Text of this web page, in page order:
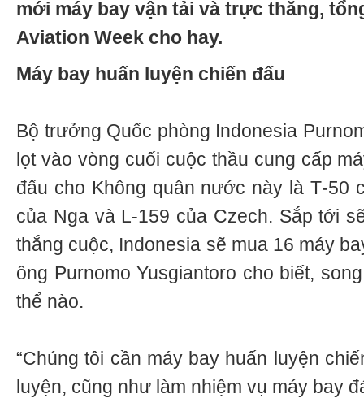
mới máy bay vận tải và trực thăng,
Aviation Week cho hay.
Máy bay huấn luyện chiến đấu
Bộ trưởng Quốc phòng Indonesia
lọt vào vòng cuối cuộc thầu cung cấp
đấu cho Không quân nước này là Т-50
của Nga và L-159 của Czech. Sắp tới
thắng cuộc, Indonesia sẽ mua 16 máy
ông Purnomo Yusgiantoro cho biết,
thể nào.
“Chúng tôi cần máy bay huấn luyện
luyện, cũng như làm nhiệm vụ máy bay